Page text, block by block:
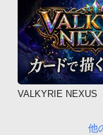
VALKYRIE NEXUS
他